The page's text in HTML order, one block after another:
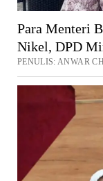
Para Menteri
Nikel, DPD
PENULIS: ANWAR